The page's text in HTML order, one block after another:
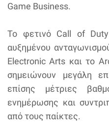
Game Business.
Το φετινό Call of
αυξημένου
Electronic Arts και το
σημειώνουν μεγάλη
επίσης μέτριες
ενημέρωσης και
από τους παίκτες.